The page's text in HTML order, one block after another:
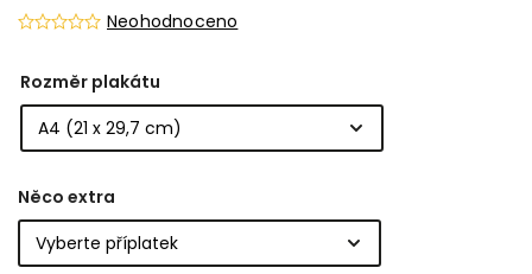
Neohodnoceno
Rozměr plakátu
Něco extra